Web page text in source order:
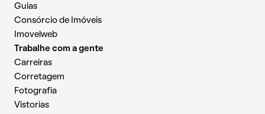
Guias
Consórcio de Imóveis
Imovelweb
Trabalhe com a gente
Carreiras
Corretagem
Fotografia
Vistorias